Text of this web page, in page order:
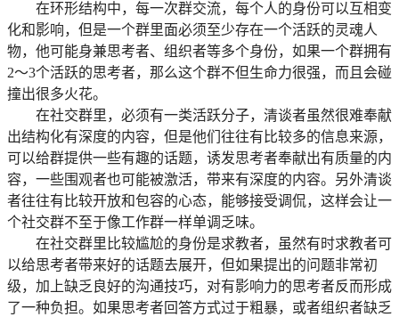
在环形结构中，每一次群交流，每个人的身份可以互相变
化和影响，但是一个群里面必须至少存在一个活跃的灵魂人
物，他可能身兼思考者、组织者等多个身份，如果一个群拥有
2～3个活跃的思考者，那么这个群不但生命力很强，而且会碰
撞出很多火花。
在社交群里，必须有一类活跃分子，清谈者虽然很难奉献
出结构化有深度的内容，但是他们往往有比较多的信息来源，
可以给群提供一些有趣的话题，诱发思考者奉献出有质量的内
容，一些围观者也可能被激活，带来有深度的内容。另外清谈
者往往有比较开放和包容的心态，能够接受调侃，这样会让一
个社交群不至于像工作群一样单调乏味。
在社交群里比较尴尬的身份是求教者，虽然有时求教者可
以给思考者带来好的话题去展开，但如果提出的问题非常初
级，加上缺乏良好的沟通技巧，对有影响力的思考者反而形成
了一种负担。如果思考者回答方式过于粗暴，或者组织者缺乏